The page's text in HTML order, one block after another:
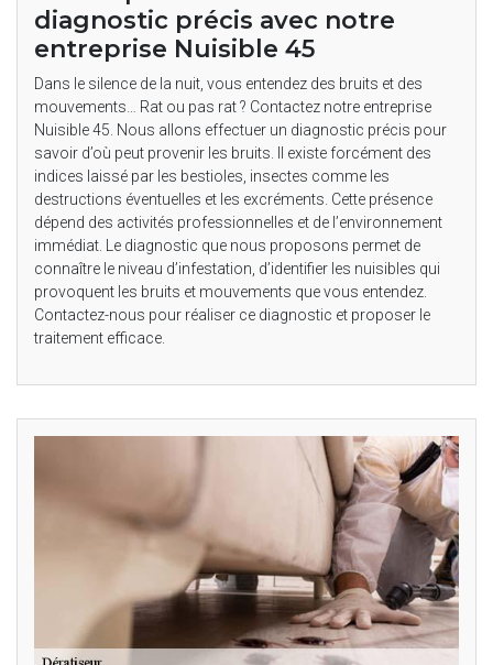
diagnostic précis avec notre
entreprise Nuisible 45
Dans le silence de la nuit, vous entendez des bruits et des
mouvements… Rat ou pas rat ? Contactez notre entreprise
Nuisible 45. Nous allons effectuer un diagnostic précis pour
savoir d’où peut provenir les bruits. Il existe forcément des
indices laissé par les bestioles, insectes comme les
destructions éventuelles et les excréments. Cette présence
dépend des activités professionnelles et de l’environnement
immédiat. Le diagnostic que nous proposons permet de
connaître le niveau d’infestation, d’identifier les nuisibles qui
provoquent les bruits et mouvements que vous entendez.
Contactez-nous pour réaliser ce diagnostic et proposer le
traitement efficace.